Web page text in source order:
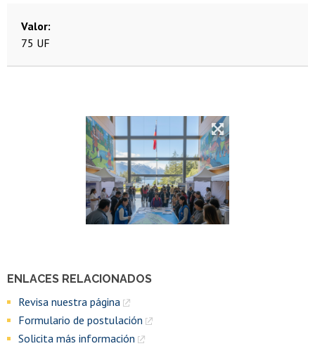
ENLACES RELACIONADOS
Revisa nuestra página
Formulario de postulación
Solicita más información
Valor
75 UF